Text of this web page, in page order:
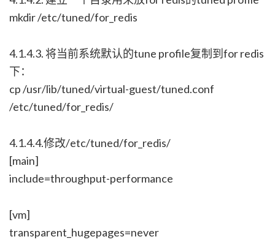
mkdir /etc/tuned/for_redis
4.1.4.3. 将当前系统默认的tune profile复制到for redis
下：
cp /usr/lib/tuned/virtual-guest/tuned.conf
/etc/tuned/for_redis/
4.1.4.4.修改/etc/tuned/for_redis/
[main]
include=throughput-performance
[vm]
transparent_hugepages=never